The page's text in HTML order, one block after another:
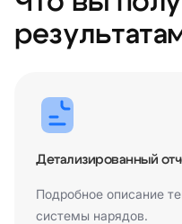
Детализированный
Подробное описание
системы нарядов.